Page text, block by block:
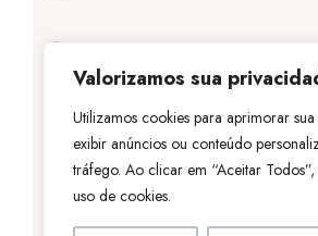
Valorizamos sua
Utilizamos cookies para aprimorar
exibir anúncios ou conteúdo
tráfego. Ao clicar em “Aceitar
uso de cookies.
@licie.lc